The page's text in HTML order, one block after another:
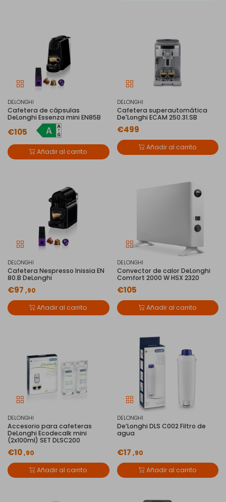
DELONGHI
Cafetera de cápsulas
DeLonghi Essenza mini EN85B
€105
Añadir al carrito
DELONGHI
Cafetera superautomática
De'Longhi ECAM 250.31.SB
€499
Añadir al carrito
DELONGHI
Cafetera Nespresso Inissia EN
80.B DeLonghi
€97 ,90
Añadir al carrito
DELONGHI
Convector de calor DeLonghi
Comfort 2000 W HSX 2320
€105
Añadir al carrito
DELONGHI
Accesorio para cafeteras
DeLonghi Ecodecalk mini
(2x100ml) SET DLSC200
€10,90
Añadir al carrito
DELONGHI
De’Longhi DLS C002 Filtro de
agua
€17 ,90
Añadir al carrito